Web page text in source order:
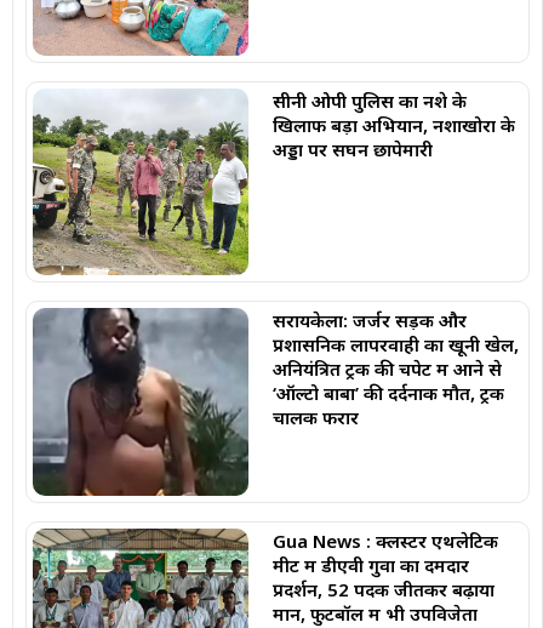
सीनी ओपी पुलिस का नशे के
खिलाफ बड़ा अभियान, नशाखोरों के
अड्डों पर सघन छापेमारी
सरायकेला: जर्जर सड़क और
प्रशासनिक लापरवाही का खूनी खेल,
अनियंत्रित ट्रक की चपेट में आने से
‘ऑल्टो बाबा’ की दर्दनाक मौत, ट्रक
चालक फरार
Gua News : क्लस्टर एथलेटिक
मीट में डीएवी गुवा का दमदार
प्रदर्शन, 52 पदक जीतकर बढ़ाया
मान, फुटबॉल में भी उपविजेता